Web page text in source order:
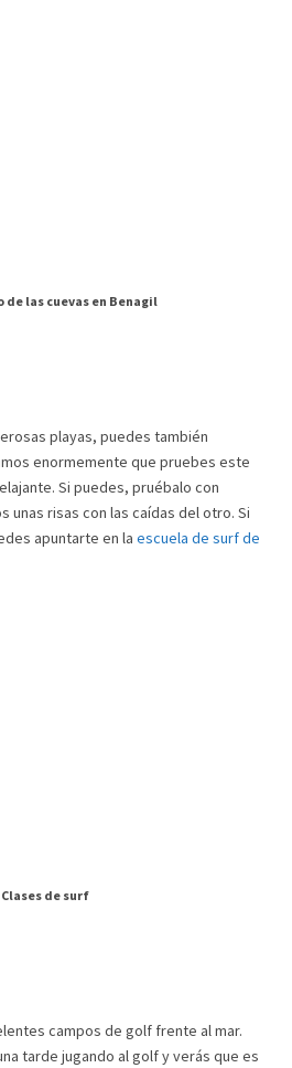
de las cuevas en Benagil
playas, puedes también
enormemente que pruebes este
Si puedes, pruébalo con
unas risas con las caídas del otro. Si
apuntarte en la escuela de surf de
Clases de surf
campos de golf frente al mar.
tarde jugando al golf y verás que es